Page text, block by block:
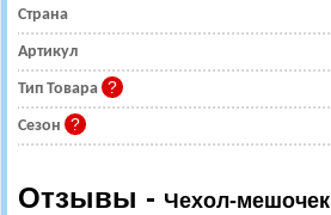
Страна
Артикул
Тип Товара
Сезон
Отзывы - Чехол-